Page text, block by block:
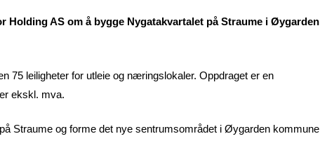
Holding AS om å bygge Nygatakvartalet på Straume i Øygarden
75 leiligheter for utleie og næringslokaler. Oppdraget er en
ekskl. mva.
Straume og forme det nye sentrumsområdet i Øygarden kommune